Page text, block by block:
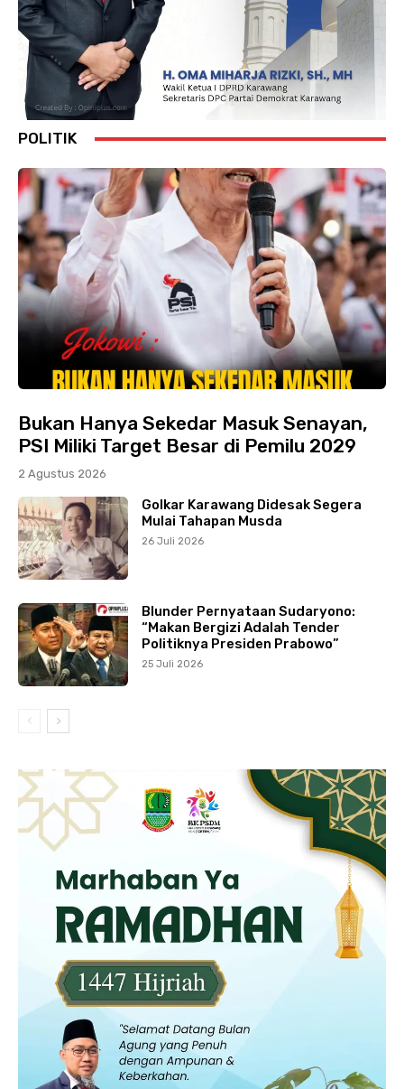
POLITIK
Bukan Hanya Sekedar Masuk Senayan,
PSI Miliki Target Besar di Pemilu 2029
2 Agustus 2026
Golkar Karawang Didesak Segera
Mulai Tahapan Musda
26 Juli 2026
Blunder Pernyataan Sudaryono:
“Makan Bergizi Adalah Tender
Politiknya Presiden Prabowo”
25 Juli 2026